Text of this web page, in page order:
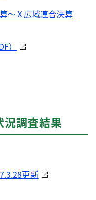
～Ⅹ広域連合決算
）
調査結果
更新